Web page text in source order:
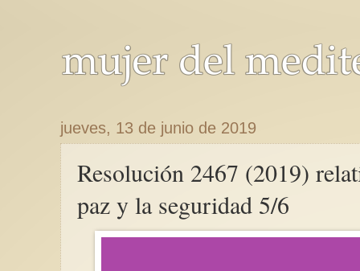
jueves, 13 de junio de 2019
Resolución 2467 (2019)
paz y la seguridad 5/6